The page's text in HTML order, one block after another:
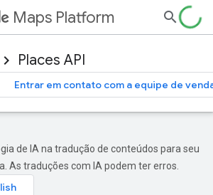
Maps Platform
Places API
Entrar em contato com a equipe de
de IA na tradução de conteúdos para seu
As traduções com IA podem ter erros.